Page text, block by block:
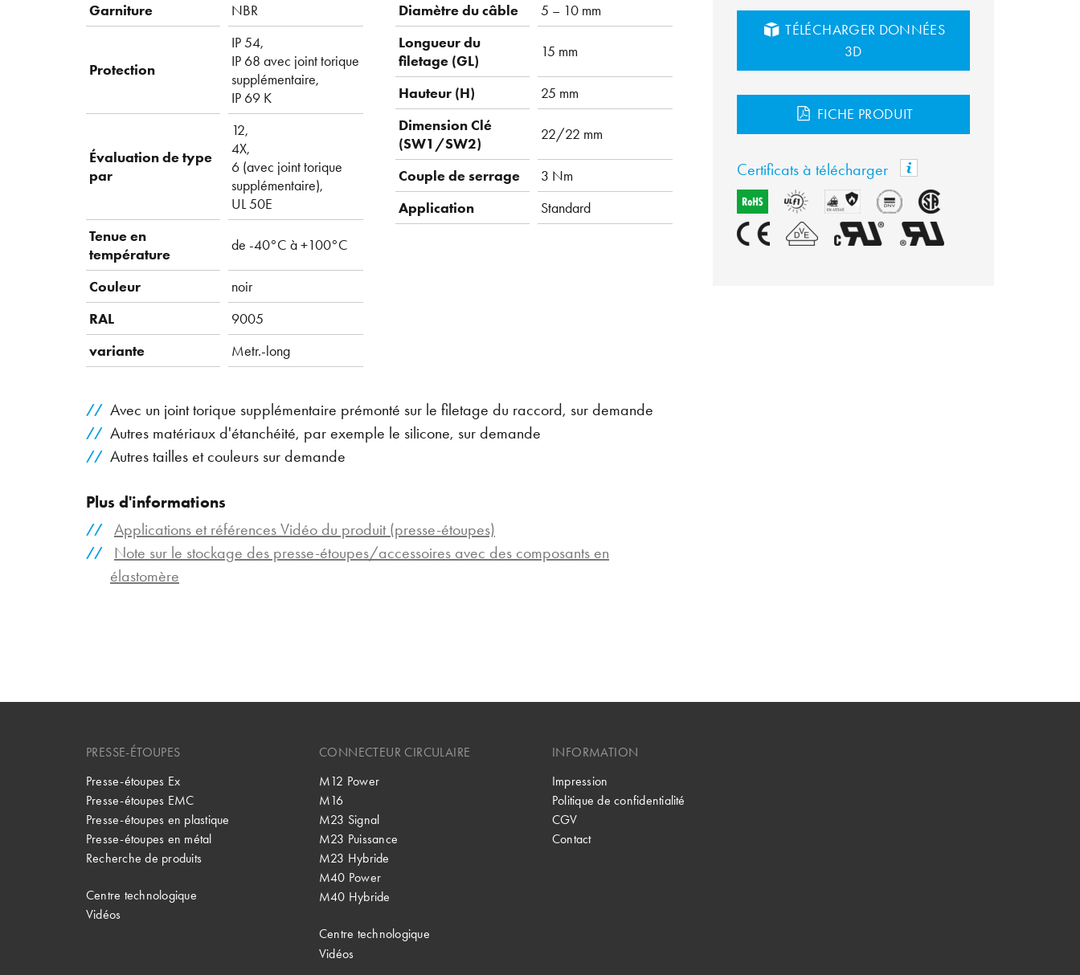
Garniture
NBR
Protection
IP 54,
IP 68 avec joint torique
supplémentaire,
IP 69 K
Évaluation de type
par
12,
4X,
6 (avec joint torique
supplémentaire),
UL 50E
Tenue en
température
de -40°C à +100°C
Couleur
noir
RAL
9005
variante
Metr.-long
Diamètre du câble
5 – 10 mm
Longueur du
filetage (GL)
15 mm
Hauteur (H)
25 mm
Dimension Clé
(SW1/SW2)
22/22 mm
Couple de serrage
3 Nm
Application
Standard
Avec un joint torique supplémentaire prémonté sur le filetage du raccord, sur demande
Autres matériaux d'étanchéité, par exemple le silicone, sur demande
Autres tailles et couleurs sur demande
Plus d'informations
Applications et références Vidéo du produit (presse-étoupes)
Note sur le stockage des presse-étoupes/accessoires avec des composants en
élastomère
TÉLÉCHARGER DONNÉES
3D
FICHE PRODUIT
Certificats à télécharger
PRESSE-ÉTOUPES
Presse-étoupes Ex
Presse-étoupes EMC
Presse-étoupes en plastique
Presse-étoupes en métal
Recherche de produits
Centre technologique
Vidéos
CONNECTEUR CIRCULAIRE
M12 Power
M16
M23 Signal
M23 Puissance
M23 Hybride
M40 Power
M40 Hybride
Centre technologique
Vidéos
INFORMATION
Impression
Politique de confidentialité
CGV
Contact